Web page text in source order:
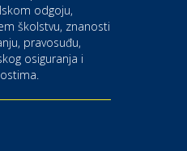
odgoju,
školstvu, znanosti
pravosuđu,
osiguranja i